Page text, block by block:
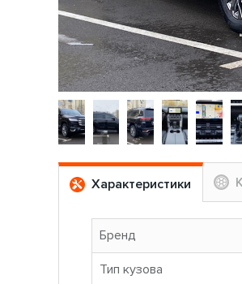
Характеристики
Бренд
Тип кузова